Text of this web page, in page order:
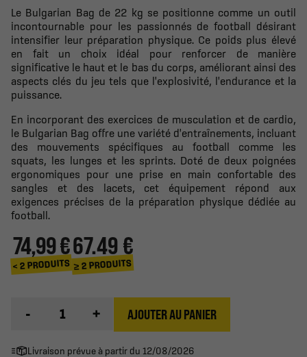
Le Bulgarian Bag de 22 kg se positionne comme un outil
incontournable pour les passionnés de football désirant
intensifier leur préparation physique. Ce poids plus élevé
en fait un choix idéal pour renforcer de manière
significative le haut et le bas du corps, améliorant ainsi des
aspects clés du jeu tels que l'explosivité, l'endurance et la
puissance.
En incorporant des exercices de musculation et de cardio,
le Bulgarian Bag offre une variété d'entraînements, incluant
des mouvements spécifiques au football comme les
squats, les lunges et les sprints. Doté de deux poignées
ergonomiques pour une prise en main confortable des
sangles et des lacets, cet équipement répond aux
exigences précises de la préparation physique dédiée au
football.
74,99 €
< 2 PRODUITS
67.49 €
≥ 2 PRODUITS
- + AJOUTER AU PANIER
Livraison prévue à partir du 12/08/2026